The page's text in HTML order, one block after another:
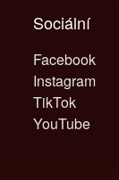
Sociální
Facebook
Instagram
TikTok
YouTube